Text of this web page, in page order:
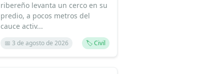
ribereño levanta un cerco en su
predio, a pocos metros del
cauce activ...
📅 3 de agosto de 2026 🏷️ Civil